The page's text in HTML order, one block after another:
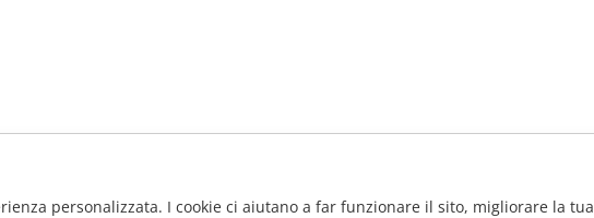
personalizzata. I cookie ci aiutano a far funzionare il sito, migliorare la tua